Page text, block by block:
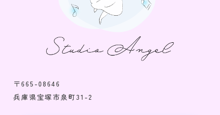
〒665-08646
兵庫県宝塚市泉町31-2